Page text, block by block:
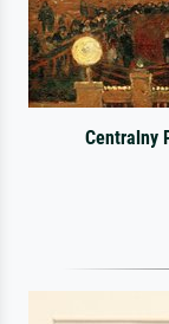
Centralny